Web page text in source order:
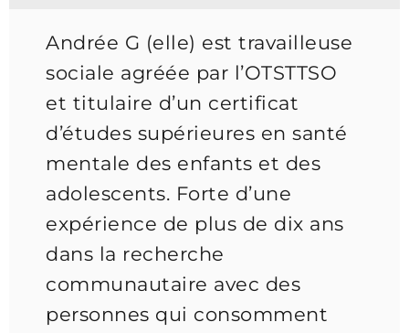
Andrée G (elle) est travailleuse
sociale agréée par l’OTSTTSO
et titulaire d’un certificat
d’études supérieures en santé
mentale des enfants et des
adolescents. Forte d’une
expérience de plus de dix ans
dans la recherche
communautaire avec des
personnes qui consomment